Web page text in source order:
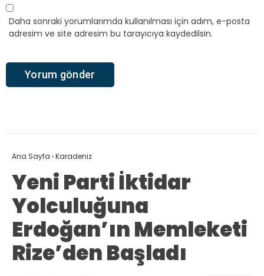
Daha sonraki yorumlarımda kullanılması için adım, e-posta
adresim ve site adresim bu tarayıcıya kaydedilsin.
Ana Sayfa ›Karadeniz
Yeni Parti İktidar
Yolculuğuna
Erdoğan’ın Memleketi
Rize’den Başladı